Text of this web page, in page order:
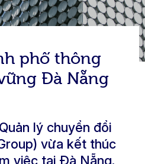
phố thông
Đà Nẵng​
lý chuyển đổi
vừa kết thúc
việc tại Đà Nẵng.